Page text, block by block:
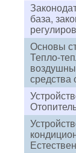
база,
Основы
Тепло-
средства